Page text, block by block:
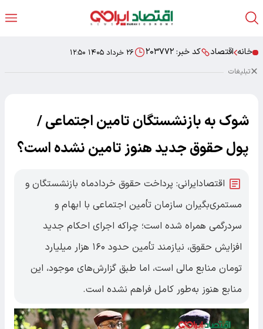
خانه اقتصاد کد خبر: ۲۰۳۷۷۲ ۲۶ خرداد ۱۴۰۵ ۱۲:۵۰
تبلیغات
شوک به بازنشستگان تامین اجتماعی /
پول حقوق جدید هنوز تامین نشده است؟
اقتصادایرانی: پرداخت حقوق خردادماه بازنشستگان و
مستمری‌بگیران سازمان تأمین اجتماعی با ابهام و
سردرگمی همراه شده است؛ چراکه اجرای احکام جدید
افزایش حقوق، نیازمند تأمین حدود ۱۶۰ هزار میلیارد
تومان منابع مالی است، اما طبق گزارش‌های موجود، این
منابع هنوز به‌طور کامل فراهم نشده است.